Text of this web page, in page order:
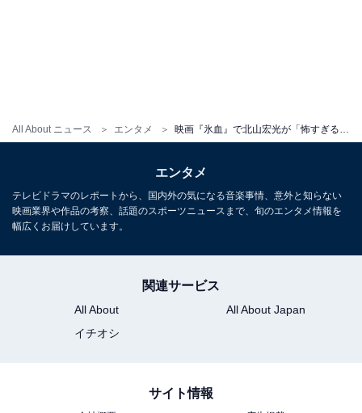
All About ニュース エンタメ 映画『氷血』で北山宏光が「怖すぎる」理由。サイコパス性が光る物語の魅力3つ
エンタメ
テレビドラマのレポートから、国内外の気になる音楽事情、意外と知らない
映画業界や作品の考察、話題のスポーツニュースまで、旬のエンタメ情報を
幅広くお届けしています。
関連サービス
All About
All About Japan
イチオシ
サイト情報